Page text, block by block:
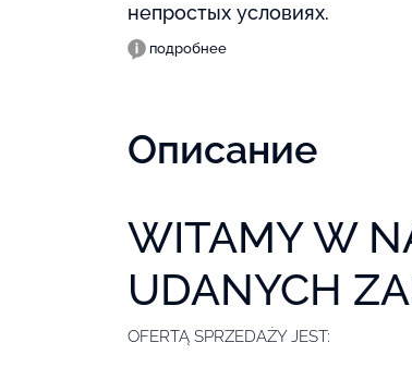
непростых условиях.
подробнее
Описание
WITAMY W
UDANYCH
OFERTĄ SPRZEDAŻY JEST: